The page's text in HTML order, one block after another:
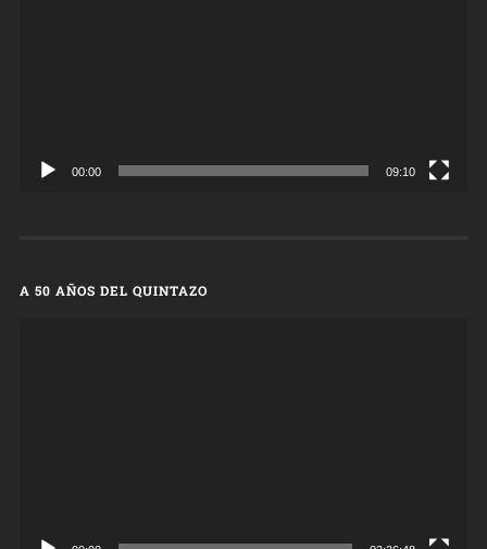
00:00 09:10
A 50 AÑOS DEL QUINTAZO